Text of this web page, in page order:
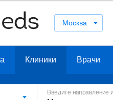
Москва
Клиники Врачи
Введите направление